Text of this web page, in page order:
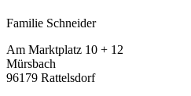
Familie Schneider
Am Marktplatz 10 + 12
Mürsbach
96179 Rattelsdorf